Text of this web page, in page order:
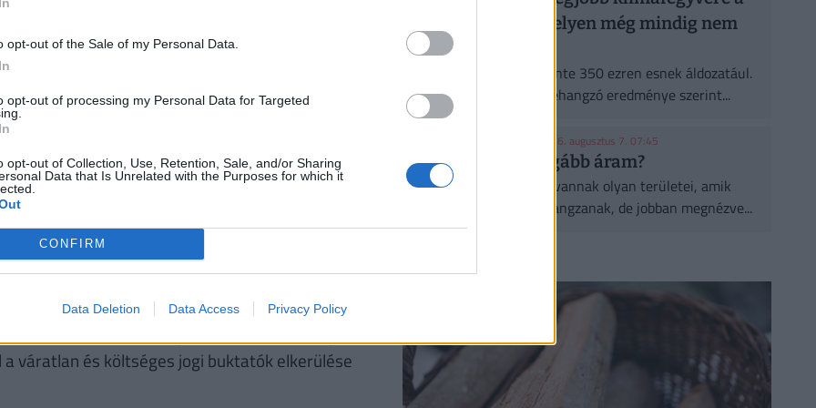
opt-out of the Sale of my Personal Data.
opt-out of processing my Personal Data for Targeted
opt-out of Collection, Use, Retention, Sale, and/or Sharing
Data that Is Unrelated with the Purposes for which it
CONFIRM
Data Deletion Data Access Privacy Policy
örvendenek anyugdíjmegtakarítási
garancia, úgy tűnik ez időskori
Demennyi pénzhez is juthatunk egy
védhetjük ki egy ilyen megtakarítással pénzünk
a cikkben, illetve a Pénzcentrum nyugdíj
például a kivárás, amíg az átlagár
stratégiai és kritikus infrastrukturális
a példa jól szemlélteti a rendszer
történő bármilyen jövőbeni kormányzati
váratlan és költséges jogi buktatók elkerülése
fa, de a legtöbb helyen még mindig nem
ültetnek eleget
A városi hőségnek évente 350 ezren esnek áldozatául.
Két friss kutatás egybehangzó eredménye szerint...
| 2026. augusztus 7. 07:45
Csúcsidőben drágább áram?
A közgazdaságtannak vannak olyan területei, amik
elsőre felháborítóan hangzanak, de jobban megnézve...